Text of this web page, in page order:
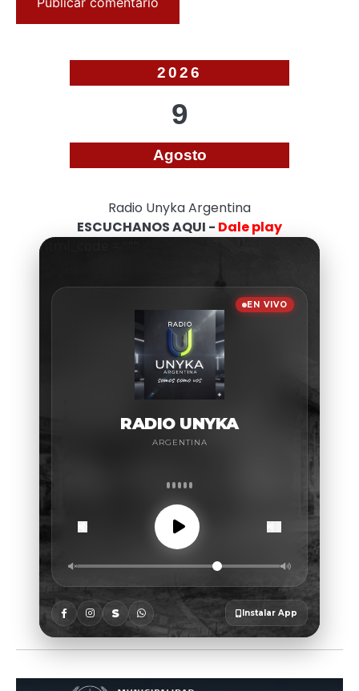
2026
9
Agosto
Radio Unyka Argentina
ESCUCHANOS AQUI - Dale play